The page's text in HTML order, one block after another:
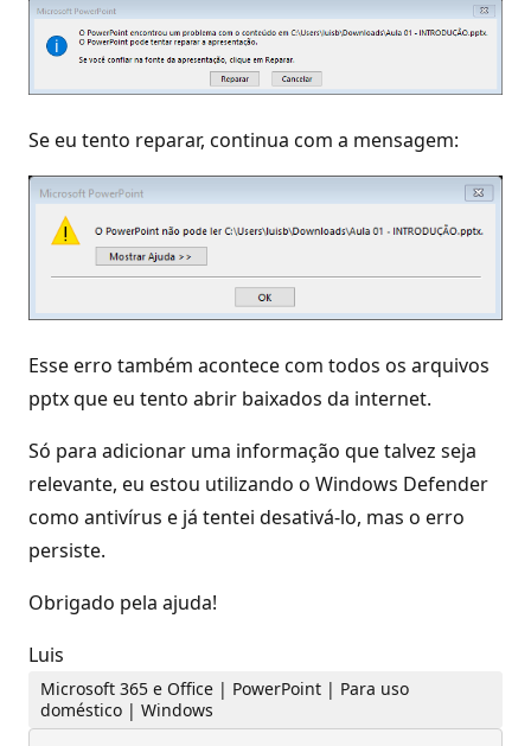
Se eu tento reparar, continua com a mensagem:
Esse erro também acontece com todos os arquivos
pptx que eu tento abrir baixados da internet.
Só para adicionar uma informação que talvez seja
relevante, eu estou utilizando o Windows Defender
como antivírus e já tentei desativá-lo, mas o erro
persiste.
Obrigado pela ajuda!
Luis
Microsoft 365 e Office | PowerPoint | Para uso
doméstico | Windows